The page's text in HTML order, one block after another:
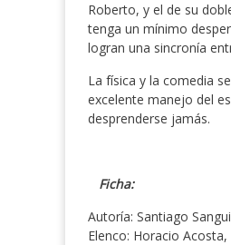
Roberto, y el de su
tenga un mínimo
logran una sincronía
La física y la comedia
excelente manejo del
desprenderse jamás.
Ficha:
Autoría: Santiago
Elenco: Horacio